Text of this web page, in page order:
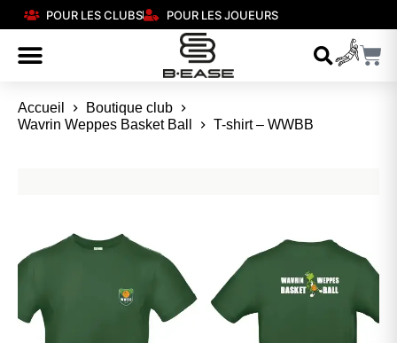
POUR LES CLUBS POUR LES JOUEURS
Accueil
Boutique club
Wavrin Weppes Basket Ball
T-shirt – WWBB